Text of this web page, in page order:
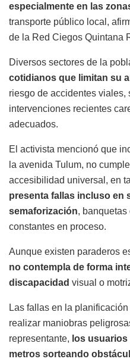
especialmente en las
transporte público local,
de la Red Ciegos Quintana
Diversos sectores de la
cotidianos que limitan su
riesgo de accidentes viales,
intervenciones recientes
adecuados.
El activista mencionó que
la avenida Tulum, no
accesibilidad universal, en
presenta fallas incluso en
semaforización,
constantes en proceso.
Aunque existen paraderos
no contempla de forma
discapacidad visual o
Las fallas en la
realizar maniobras
representante, los
metros sorteando